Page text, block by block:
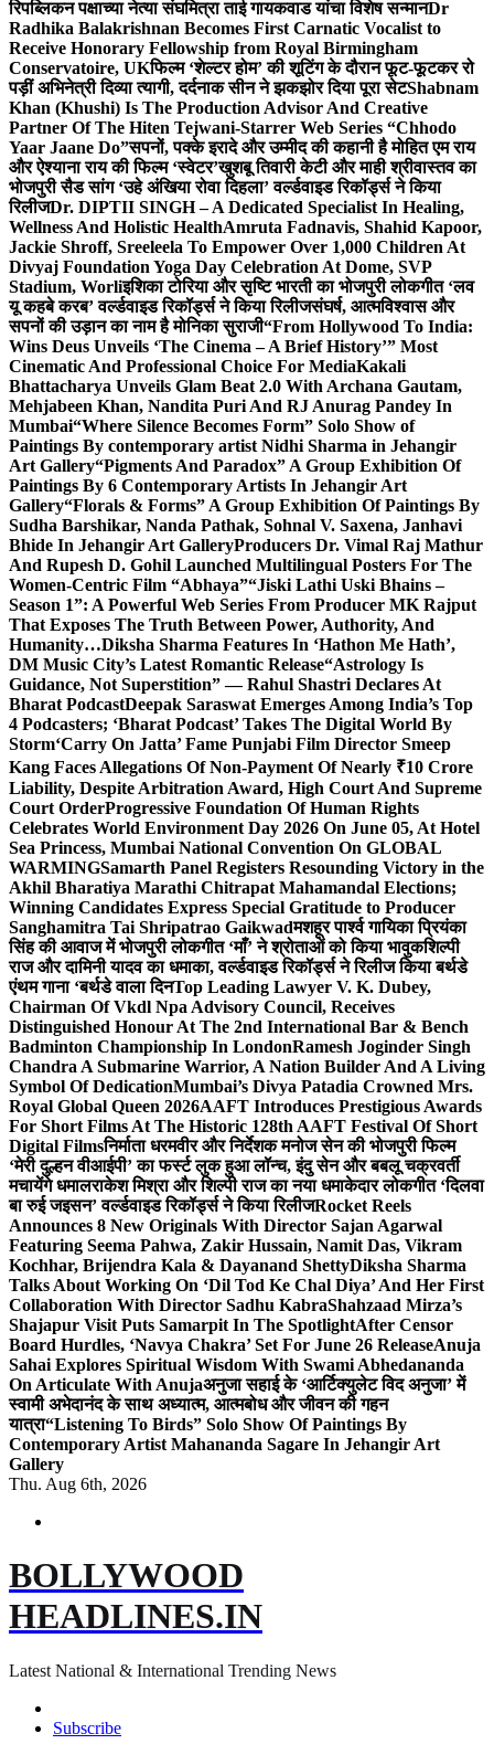
रिपब्लिकन पक्षाच्या नेत्या संघमित्रा ताई गायकवाड यांचा विशेष सन्मानDr
Radhika Balakrishnan Becomes First Carnatic Vocalist to
Receive Honorary Fellowship from Royal Birmingham
Conservatoire, UKफिल्म ‘शेल्टर होम’ की शूटिंग के दौरान फूट-फूटकर रो
पड़ीं अभिनेत्री दिव्या त्यागी, दर्दनाक सीन ने झकझोर दिया पूरा सेटShabnam
Khan (Khushi) Is The Production Advisor And Creative
Partner Of The Hiten Tejwani-Starrer Web Series “Chhodo
Yaar Jaane Do”सपनों, पक्के इरादे और उम्मीद की कहानी है मोहित एम राय
और ऐश्याना राय की फिल्म ‘स्वेटर’खुशबू तिवारी केटी और माही श्रीवास्तव का
भोजपुरी सैड सांग ‘उहे अंखिया रोवा दिहला’ वर्ल्डवाइड रिकॉर्ड्स ने किया
रिलीजDr. DIPTII SINGH – A Dedicated Specialist In Healing,
Wellness And Holistic HealthAmruta Fadnavis, Shahid Kapoor,
Jackie Shroff, Sreeleela To Empower Over 1,000 Children At
Divyaj Foundation Yoga Day Celebration At Dome, SVP
Stadium, Worliइशिका टोरिया और सृष्टि भारती का भोजपुरी लोकगीत ‘लव
यू कहबे करब’ वर्ल्डवाइड रिकॉर्ड्स ने किया रिलीजसंघर्ष, आत्मविश्वास और
सपनों की उड़ान का नाम है मोनिका सुराजी“From Hollywood To India:
Wins Deus Unveils ‘The Cinema – A Brief History’” Most
Cinematic And Professional Choice For MediaKakali
Bhattacharya Unveils Glam Beat 2.0 With Archana Gautam,
Mehjabeen Khan, Nandita Puri And RJ Anurag Pandey In
Mumbai“Where Silence Becomes Form” Solo Show of
Paintings By contemporary artist Nidhi Sharma in Jehangir
Art Gallery“Pigments And Paradox” A Group Exhibition Of
Paintings By 6 Contemporary Artists In Jehangir Art
Gallery“Florals & Forms” A Group Exhibition Of Paintings By
Sudha Barshikar, Nanda Pathak, Sohnal V. Saxena, Janhavi
Bhide In Jehangir Art GalleryProducers Dr. Vimal Raj Mathur
And Rupesh D. Gohil Launched Multilingual Posters For The
Women-Centric Film “Abhaya”“Jiski Lathi Uski Bhains –
Season 1”: A Powerful Web Series From Producer MK Rajput
That Exposes The Truth Between Power, Authority, And
Humanity…Diksha Sharma Features In ‘Hathon Me Hath’,
DM Music City’s Latest Romantic Release“Astrology Is
Guidance, Not Superstition” — Rahul Shastri Declares At
Bharat PodcastDeepak Saraswat Emerges Among India’s Top
4 Podcasters; ‘Bharat Podcast’ Takes The Digital World By
Storm‘Carry On Jatta’ Fame Punjabi Film Director Smeep
Kang Faces Allegations Of Non-Payment Of Nearly ₹10 Crore
Liability, Despite Arbitration Award, High Court And Supreme
Court OrderProgressive Foundation Of Human Rights
Celebrates World Environment Day 2026 On June 05, At Hotel
Sea Princess, Mumbai National Convention On GLOBAL
WARMINGSamarth Panel Registers Resounding Victory in the
Akhil Bharatiya Marathi Chitrapat Mahamandal Elections;
Winning Candidates Express Special Gratitude to Producer
Sanghamitra Tai Shripatrao Gaikwadमशहूर पार्श्व गायिका प्रियंका
सिंह की आवाज में भोजपुरी लोकगीत ‘माँ’ ने श्रोताओं को किया भावुकशिल्पी
राज और दामिनी यादव का धमाका, वर्ल्डवाइड रिकॉर्ड्स ने रिलीज किया बर्थडे
एंथम गाना ‘बर्थडे वाला दिनTop Leading Lawyer V. K. Dubey,
Chairman Of Vkdl Npa Advisory Council, Receives
Distinguished Honour At The 2nd International Bar & Bench
Badminton Championship In LondonRamesh Joginder Singh
Chandra A Submarine Warrior, A Nation Builder And A Living
Symbol Of DedicationMumbai’s Divya Patadia Crowned Mrs.
Royal Global Queen 2026AAFT Introduces Prestigious Awards
For Short Films At The Historic 128th AAFT Festival Of Short
Digital Filmsनिर्माता धरमवीर और निर्देशक मनोज सेन की भोजपुरी फिल्म
‘मेरी दुल्हन वीआईपी’ का फर्स्ट लुक हुआ लॉन्च, इंदु सेन और बबलू चक्रवर्ती
मचायेंगे धमालराकेश मिश्रा और शिल्पी राज का नया धमाकेदार लोकगीत ‘दिलवा
बा रुई जइसन’ वर्ल्डवाइड रिकॉर्ड्स ने किया रिलीजRocket Reels
Announces 8 New Originals With Director Sajan Agarwal
Featuring Seema Pahwa, Zakir Hussain, Namit Das, Vikram
Kochhar, Brijendra Kala & Dayanand ShettyDiksha Sharma
Talks About Working On ‘Dil Tod Ke Chal Diya’ And Her First
Collaboration With Director Sadhu KabraShahzaad Mirza’s
Shajapur Visit Puts Samarpit In The SpotlightAfter Censor
Board Hurdles, ‘Navya Chakra’ Set For June 26 ReleaseAnuja
Sahai Explores Spiritual Wisdom With Swami Abhedananda
On Articulate With Anujaअनुजा सहाई के ‘आर्टिक्युलेट विद अनुजा’ में
स्वामी अभेदानंद के साथ अध्यात्म, आत्मबोध और जीवन की गहन
यात्रा“Listening To Birds” Solo Show Of Paintings By
Contemporary Artist Mahananda Sagare In Jehangir Art
Gallery
Thu. Aug 6th, 2026
BOLLYWOOD
HEADLINES.IN
Latest National & International Trending News
Subscribe